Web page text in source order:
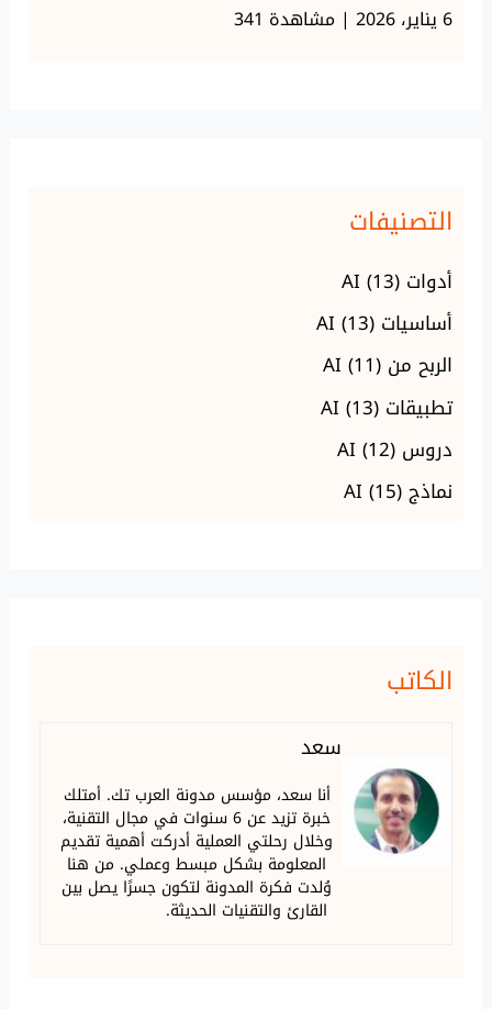
6 يناير، 2026 | مشاهدة 341
التصنيفات
أدوات AI(13)
أساسيات AI(13)
الربح من AI(11)
تطبيقات AI(13)
دروس AI(12)
نماذج AI(15)
الكاتب
سعد
أنا سعد، مؤسس مدونة العرب تك. أمتلك
خبرة تزيد عن 6 سنوات في مجال التقنية،
وخلال رحلتي العملية أدركت أهمية تقديم
المعلومة بشكل مبسط وعملي. من هنا
وُلدت فكرة المدونة لتكون جسرًا يصل بين
القارئ والتقنيات الحديثة.